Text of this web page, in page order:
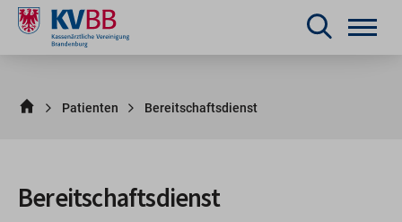
Patienten Bereitschaftsdienst
Bereitschaftsdienst